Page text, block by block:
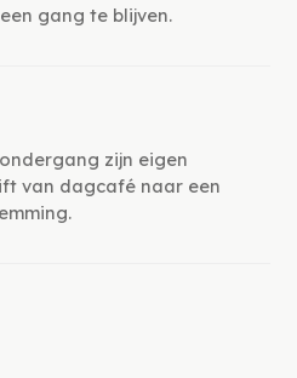
gang te blijven.
zijn eigen
van dagcafé naar een